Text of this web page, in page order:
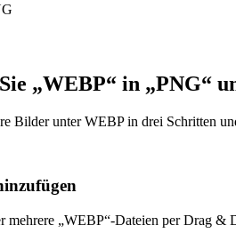
„WEBP“ in „PNG“
Bilder unter WEBP in drei Schritten
mehrere „WEBP“-Dateien per Drag